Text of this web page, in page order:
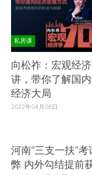
私房课
向松祚：宏观经
讲，带你了解国
经济大局
2022年04月06日
河南“三支一扶”
弊 内外勾结提前